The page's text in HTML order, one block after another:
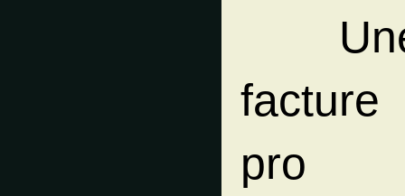
facture
pro